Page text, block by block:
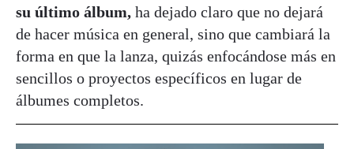
su último álbum, ha dejado claro que no dejará
de hacer música en general, sino que cambiará la
forma en que la lanza, quizás enfocándose más en
sencillos o proyectos específicos en lugar de
álbumes completos.